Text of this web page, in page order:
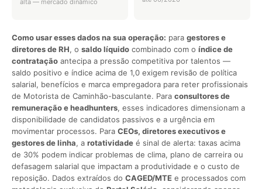
Como usar esses dados na sua operação: para gestores e
diretores de RH, o saldo líquido combinado com o índice de
contratação antecipa a pressão competitiva por talentos —
saldo positivo e índice acima de 1,0 exigem revisão de política
salarial, benefícios e marca empregadora para reter profissionais
de Motorista de Caminhão-basculante. Para consultores de
remuneração e headhunters, esses indicadores dimensionam a
disponibilidade de candidatos passivos e a urgência em
movimentar processos. Para CEOs, diretores executivos e
gestores de linha, a rotatividade é sinal de alerta: taxas acima
de 30% podem indicar problemas de clima, plano de carreira ou
defasagem salarial que impactam a produtividade e o custo de
reposição. Dados extraídos do CAGED/MTE e processados com